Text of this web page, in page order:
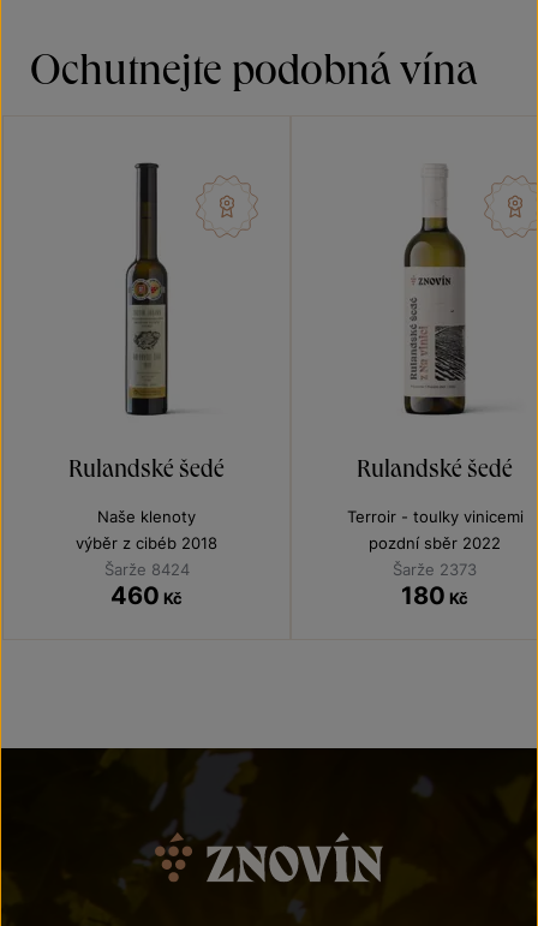
Ochutnejte podobná vína
Rulandské šedé
Naše klenoty
výběr z cibéb 2018
Šarže 8424
460 Kč
Rulandské šedé
Terroir - toulky vinicemi
pozdní sběr 2022
Šarže 2373
180 Kč